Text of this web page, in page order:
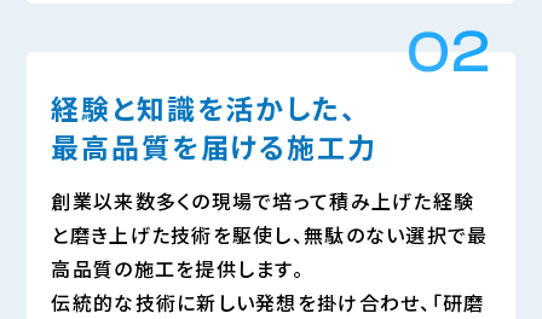
02
経験と知識を活かした、
最高品質を届ける施工力
創業以来数多くの現場で培って積み上げた経験
と磨き上げた技術を駆使し、無駄のない選択で最
高品質の施工を提供します。
伝統的な技術に新しい発想を掛け合わせ、「研磨